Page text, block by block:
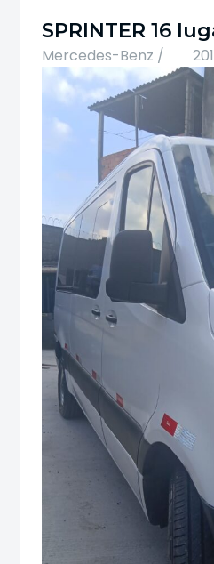
SPRINTER 16
Mercedes-Benz /